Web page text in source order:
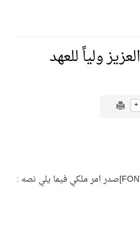
المنتخب السعودي ينافس (64) دولة في أولمبياد الفلك والفيزياء الفلكية الدولي بالهند
ولياً للعهد
+